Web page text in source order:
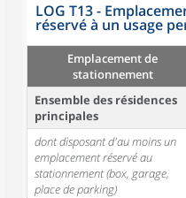
LOG T13 -
réservé à un usage
Emplacement de
stationnement
Ensemble des résidences
principales
dont disposant d'au moins un
emplacement réservé au
stationnement (box, garage,
place de parking)